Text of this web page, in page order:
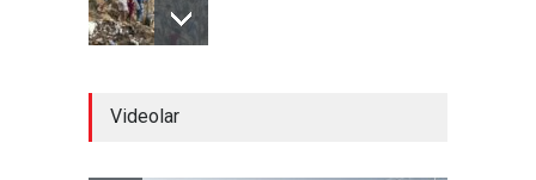
Videolar